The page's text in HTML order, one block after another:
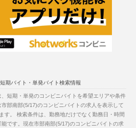
期バイト・単発バイト検索情報
短期・単発のコンビニバイトを希望エリアや条件
部南部(5/17)のコンビニバイトの求人を表示して
す。 検索条件は、勤務地だけでなく勤務日・時間
です。現在市部南部(5/17)のコンビニバイトの求